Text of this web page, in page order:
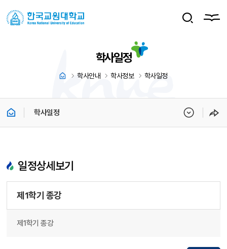
학사일정
학사안내 학사정보 학사일정
학사일정
일정상세보기
제1학기 종강
제1학기 종강